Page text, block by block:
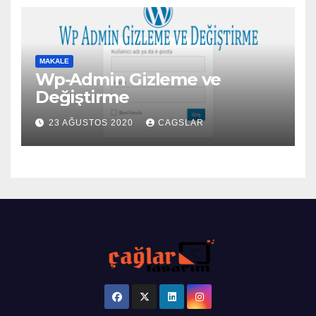
MAKALE
Wp-Admin Gizleme ve
Değiştirme
23 AĞUSTOS 2020 CAGSLAR